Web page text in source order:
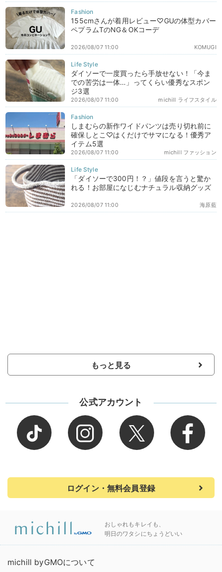
155cmさんが着用レビュー♡GUの体型カバー
ペプラムTのNG＆OKコーデ
KOMUGI
2026/08/07 11:00
ダイソーで一度買ったら手放せない！「今ま
での苦労は一体…」ってくらい優秀なスポン
ジ3選
michill ライフスタイル
2026/08/07 11:00
しまむらの新作ワイドパンツは売り切れ前に
確保しとこ♡はくだけでサマになる！優秀ア
イテム5選
michill ファッション
2026/08/07 11:00
「ダイソーで300円！？」値段を言うと驚か
れる！お部屋になじむナチュラル収納グッズ
海原藍
2026/08/07 11:00
もっと見る
公式アカウント
ログイン・無料会員登録
おしゃれもキレイも、
明日のワタシにちょうどいい
michill byGMOについて